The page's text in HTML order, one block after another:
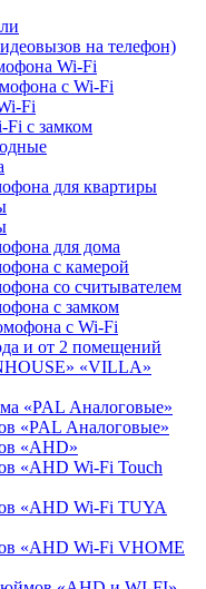
на телефон)
Wi-Fi
с Wi-Fi
Fi
с замком
для квартиры
для дома
с камерой
со считывателем
c замком
с Wi-Fi
и от 2 помещений
«VILLA»
«PAL Аналоговые»
«PAL Аналоговые»
«AHD»
«AHD Wi-Fi Touch
«AHD Wi-Fi TUYA
«AHD Wi-Fi VHOME